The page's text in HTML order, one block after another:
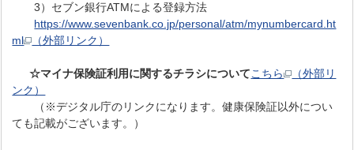
3）セブン銀行ATMによる登録方法
https://www.sevenbank.co.jp/personal/atm/mynumbercard.ht
ml
（外部リンク）
☆マイナ保険証利用に関するチラシについてこちら
（外部リ
ンク）
（※デジタル庁のリンクになります。健康保険証以外につい
ても記載がございます。）